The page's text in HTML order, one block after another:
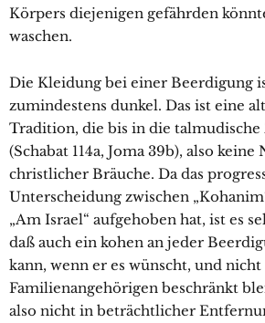
Körpers diejenigen gefährden
waschen.
Die Kleidung bei einer Beerdigung
zumindestens dunkel. Das ist eine
Tradition, die bis in die
(Schabat 114a, Joma 39b), also keine
christlicher Bräuche. Da das
Unterscheidung zwischen
„Am Israel“ aufgehoben hat, ist es
daß auch ein kohen an jeder
kann, wenn er es wünscht, und
Familienangehörigen beschränkt
also nicht in beträchtlicher